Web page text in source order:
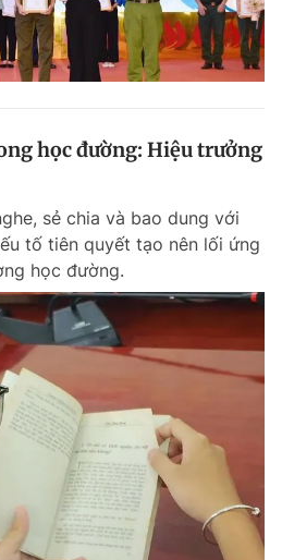
học đường: Hiệu trưởng
sẻ chia và bao dung với
tố tiên quyết tạo nên lối ứng
học đường.